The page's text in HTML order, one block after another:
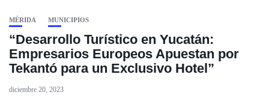
MÉRIDA MUNICIPIOS
“Desarrollo Turístico en Yucatán:
Empresarios Europeos Apuestan por
Tekantó para un Exclusivo Hotel”
diciembre 20, 2023